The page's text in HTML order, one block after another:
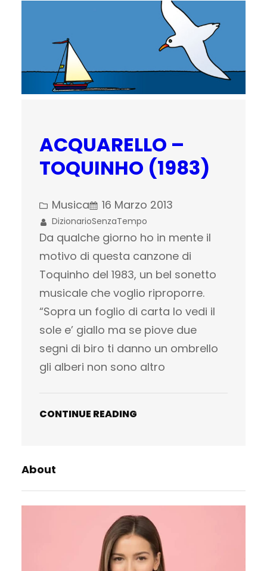
ACQUARELLO –
TOQUINHO (1983)
Musica 16 Marzo 2013
DizionarioSenzaTempo
Da qualche giorno ho in mente il
motivo di questa canzone di
Toquinho del 1983, un bel sonetto
musicale che voglio riproporre.
“Sopra un foglio di carta lo vedi il
sole e’ giallo ma se piove due
segni di biro ti danno un ombrello
gli alberi non sono altro
CONTINUE READING
About